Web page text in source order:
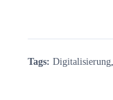
Tags: Digitalisierung